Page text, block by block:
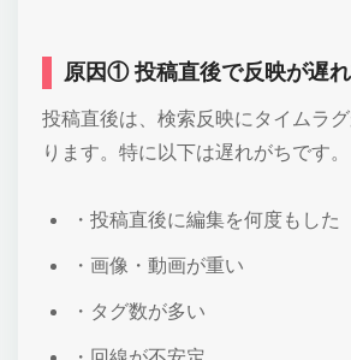
原因① 投稿直後で反映が遅
投稿直後は、検索反映にタイムラ
ります。特に以下は遅れがちです。
・投稿直後に編集を何度もした
・画像・動画が重い
・タグ数が多い